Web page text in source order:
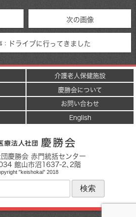
次の画像
ドライブに行ってきました
介護老人保健施設
慶勝会について
お問い合わせ
English
慶勝会 赤門統括センター
館山市沼1637-2､2階
"keishokai" 2018
サ
ト
検